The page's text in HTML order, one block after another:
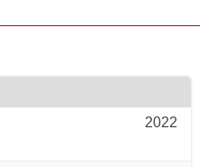
2022